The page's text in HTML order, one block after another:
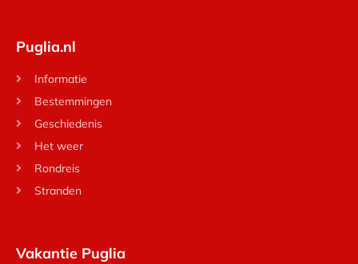
Puglia.nl
Informatie
Bestemmingen
Geschiedenis
Het weer
Rondreis
Stranden
Vakantie Puglia